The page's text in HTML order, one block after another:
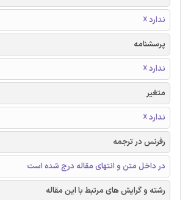
ندارد ☓
پرسشنامه
ندارد ☓
متغیر
ندارد ☓
رفرنس در ترجمه
در داخل متن و انتهای مقاله درج شده است
رشته و گرایش های مرتبط با این مقاله